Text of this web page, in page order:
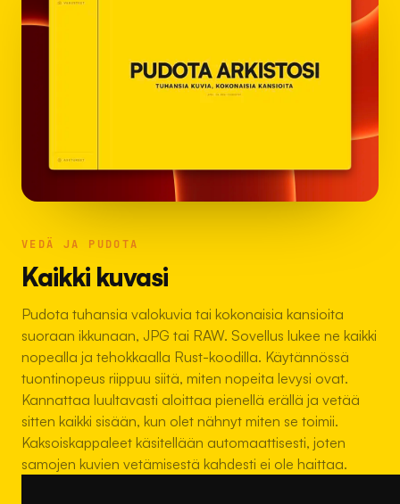
VEDÄ JA PUDOTA
Kaikki kuvasi
Pudota tuhansia valokuvia tai kokonaisia kansioita
suoraan ikkunaan, JPG tai RAW. Sovellus lukee ne kaikki
nopealla ja tehokkaalla Rust-koodilla. Käytännössä
tuontinopeus riippuu siitä, miten nopeita levysi ovat.
Kannattaa luultavasti aloittaa pienellä erällä ja vetää
sitten kaikki sisään, kun olet nähnyt miten se toimii.
Kaksoiskappaleet käsitellään automaattisesti, joten
samojen kuvien vetämisestä kahdesti ei ole haittaa.